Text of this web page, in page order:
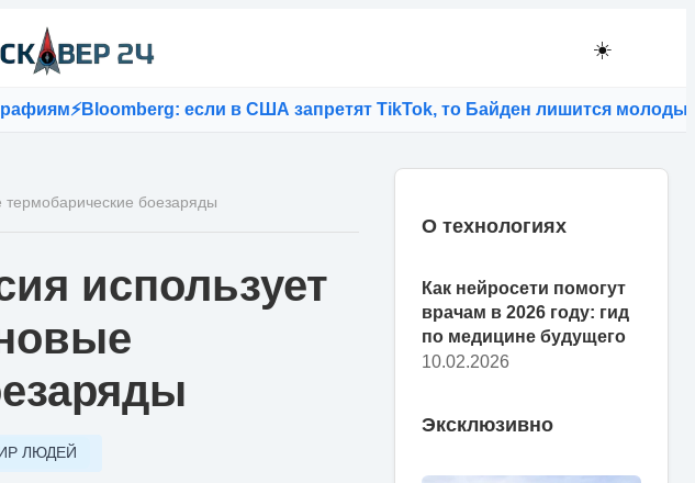
☀️
⚡Bloomberg: если в США запретят TikTok, то Байден лишится молодых
боезаряды
использует
ЛЮДЕЙ
О технологиях
Как нейросети помогут
врачам в 2026 году: гид
по медицине будущего
10.02.2026
Эксклюзивно